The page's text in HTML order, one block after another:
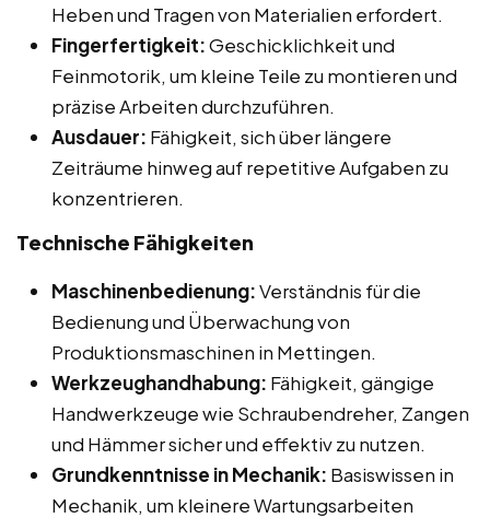
Heben und Tragen von Materialien erfordert.
Fingerfertigkeit:Geschicklichkeit und
Feinmotorik, um kleine Teile zu montieren und
präzise Arbeiten durchzuführen.
Ausdauer: Fähigkeit, sich über längere
Zeiträume hinweg auf repetitive Aufgaben zu
konzentrieren.
Technische Fähigkeiten
Maschinenbedienung:Verständnis für die
Bedienung und Überwachung von
Produktionsmaschinen in Mettingen.
Werkzeughandhabung: Fähigkeit, gängige
Handwerkzeuge wie Schraubendreher, Zangen
und Hämmer sicher und effektiv zu nutzen.
Grundkenntnisse in Mechanik: Basiswissen in
Mechanik, um kleinere Wartungsarbeiten